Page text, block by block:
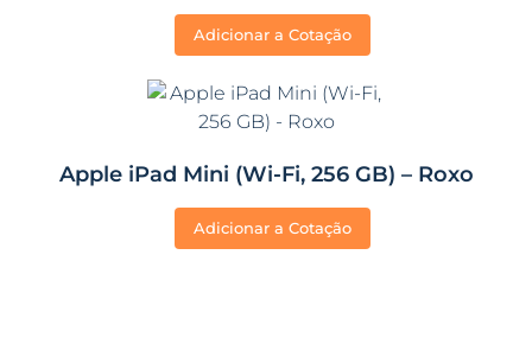
Adicionar a Cotação
Apple iPad Mini (Wi-Fi, 256 GB) – Roxo
Adicionar a Cotação